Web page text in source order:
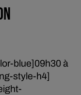
blue]09h30 à
style-h4]